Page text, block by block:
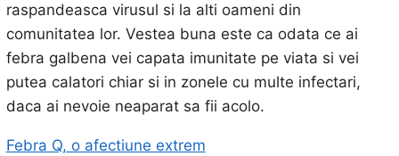
raspandeasca virusul si la alti oameni din
comunitatea lor. Vestea buna este ca odata ce ai
febra galbena vei capata imunitate pe viata si vei
putea calatori chiar si in zonele cu multe infectari,
daca ai nevoie neaparat sa fii acolo.
Febra Q, o afectiune extrem